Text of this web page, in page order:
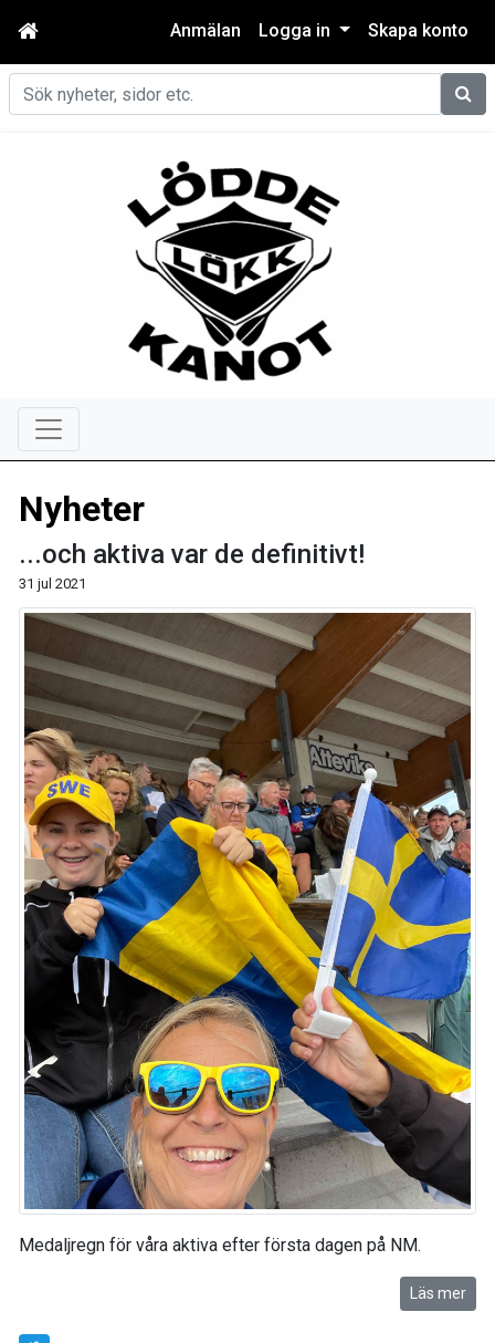
Anmälan Logga in Skapa konto
Sök
Nyheter
...och aktiva var de definitivt!
31 jul 2021
Medaljregn för våra aktiva efter första dagen på NM.
Läs mer